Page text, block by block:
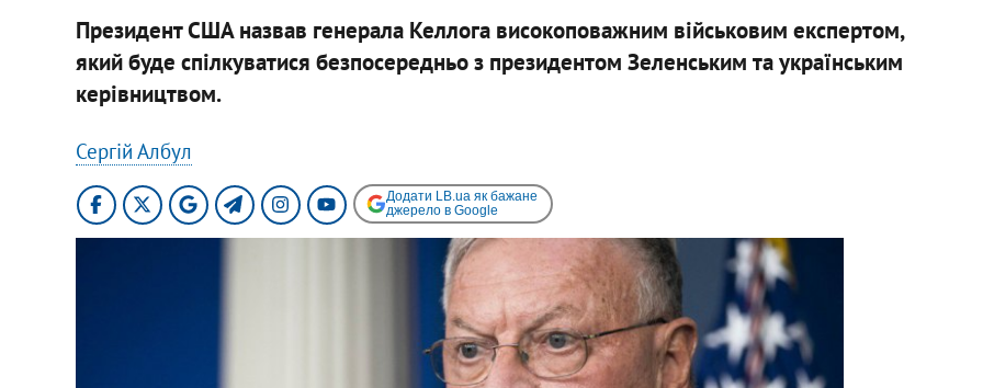
Президент США назвав генерала Келлога високоповажним військовим експертом,
який буде спілкуватися безпосередньо з президентом Зеленським та українським
керівництвом.
Сергій Албул
Додати LB.ua як бажане
джерело в Google